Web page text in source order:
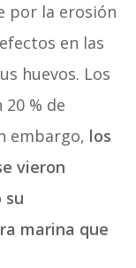
por la erosión
en las
huevos. Los
% de
embargo, los
vieron
su
marina que